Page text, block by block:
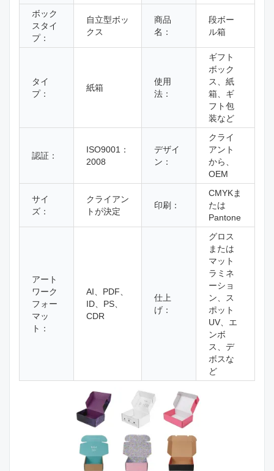
ボック
スタイ
プ：
自立型ボッ
クス
商品
名：
段ボー
ル箱
タイ
プ：
紙箱
使用
法：
ギフト
ボック
ス、紙
箱、ギ
フト包
装など
認証：
ISO9001：
2008
デザイ
ン：
クライ
アント
から、
OEM
サイ
ズ：
クライアン
トが決定
印刷：
CMYKま
たは
Pantone
アート
ワーク
フォー
マッ
ト：
AI、PDF、
ID、PS、
CDR
仕上
げ：
グロス
または
マット
ラミネ
ーショ
ン、ス
ポット
UV、エ
ンボ
ス、デ
ボスな
ど